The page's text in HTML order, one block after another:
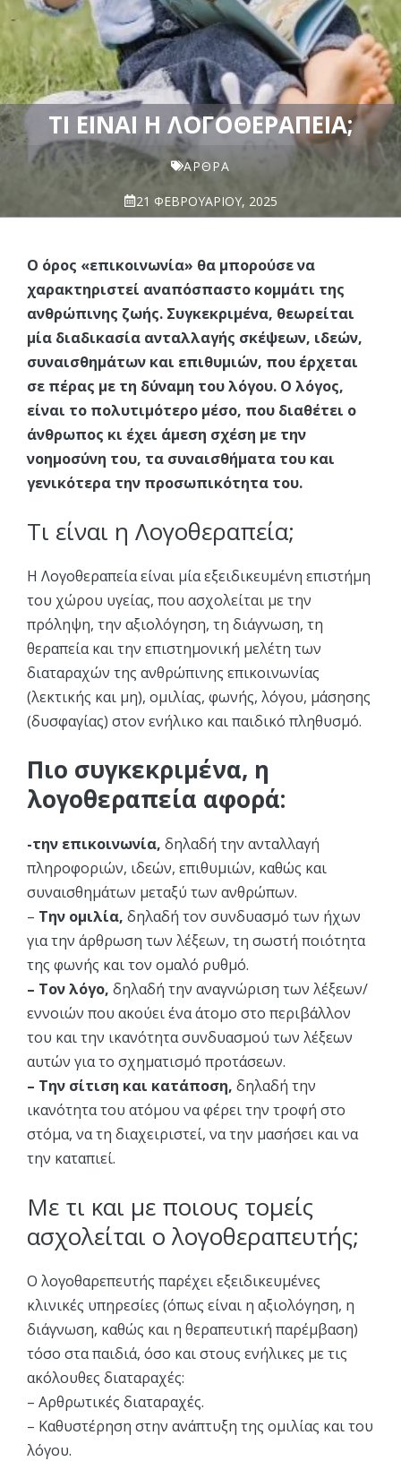
ΤΙ ΕΊΝΑΙ Η ΛΟΓΟΘΕΡΑΠΕΊΑ;
ΆΡΘΡΑ
21 ΦΕΒΡΟΥΑΡΊΟΥ, 2025
Ο όρος «επικοινωνία» θα μπορούσε να
χαρακτηριστεί αναπόσπαστο κομμάτι της
ανθρώπινης ζωής. Συγκεκριμένα, θεωρείται
μία διαδικασία ανταλλαγής σκέψεων, ιδεών,
συναισθημάτων και επιθυμιών, που έρχεται
σε πέρας με τη δύναμη του λόγου. Ο λόγος,
είναι το πολυτιμότερο μέσο, που διαθέτει ο
άνθρωπος κι έχει άμεση σχέση με την
νοημοσύνη του, τα συναισθήματα του και
γενικότερα την προσωπικότητα του.
Τι είναι η Λογοθεραπεία;
Η Λογοθεραπεία είναι μία εξειδικευμένη επιστήμη
του χώρου υγείας, που ασχολείται με την
πρόληψη, την αξιολόγηση, τη διάγνωση, τη
θεραπεία και την επιστημονική μελέτη των
διαταραχών της ανθρώπινης επικοινωνίας
(λεκτικής και μη), ομιλίας, φωνής, λόγου, μάσησης
(δυσφαγίας) στον ενήλικο και παιδικό πληθυσμό.
Πιο συγκεκριμένα, η
λογοθεραπεία αφορά:
-την επικοινωνία, δηλαδή την ανταλλαγή
πληροφοριών, ιδεών, επιθυμιών, καθώς και
συναισθημάτων μεταξύ των ανθρώπων.
– Την ομιλία, δηλαδή τον συνδυασμό των ήχων
για την άρθρωση των λέξεων, τη σωστή ποιότητα
της φωνής και τον ομαλό ρυθμό.
– Τον λόγο, δηλαδή την αναγνώριση των λέξεων/
εννοιών που ακούει ένα άτομο στο περιβάλλον
του και την ικανότητα συνδυασμού των λέξεων
αυτών για το σχηματισμό προτάσεων.
– Την σίτιση και κατάποση, δηλαδή την
ικανότητα του ατόμου να φέρει την τροφή στο
στόμα, να τη διαχειριστεί, να την μασήσει και να
την καταπιεί.
Με τι και με ποιους τομείς
ασχολείται ο λογοθεραπευτής;
Ο λογοθαρεπευτής παρέχει εξειδικευμένες
κλινικές υπηρεσίες (όπως είναι η αξιολόγηση, η
διάγνωση, καθώς και η θεραπευτική παρέμβαση)
τόσο στα παιδιά, όσο και στους ενήλικες με τις
ακόλουθες διαταραχές:
– Αρθρωτικές διαταραχές.
– Καθυστέρηση στην ανάπτυξη της ομιλίας και του
λόγου.